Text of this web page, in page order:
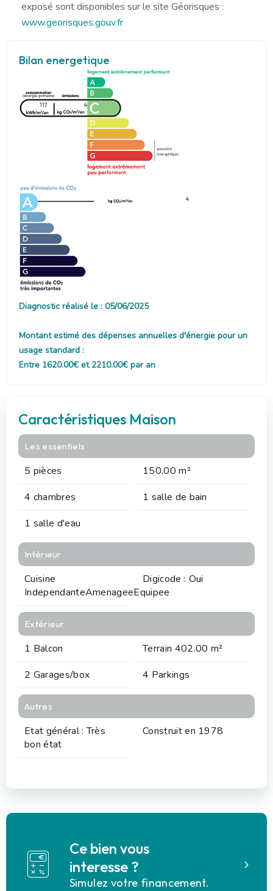
exposé sont disponibles sur le site Géorisques :
www.georisques.gouv.fr
Bilan energetique
117 4
4
Diagnostic réalisé le : 05/06/2025
Montant estimé des dépenses annuelles d'énergie pour un
usage standard :
Entre 1620.00€ et 2210.00€ par an
Caractéristiques Maison
Les essentiels
5 pièces
150.00 m²
4 chambres
1 salle de bain
1 salle d'eau
Intérieur
Cuisine
IndependanteAmenageeEquipee
Digicode : Oui
Extérieur
1 Balcon
Terrain 402.00 m²
2 Garages/box
4 Parkings
Autres
Etat général : Très
bon état
Construit en 1978
Ce bien vous
interesse ?
Simulez votre financement.